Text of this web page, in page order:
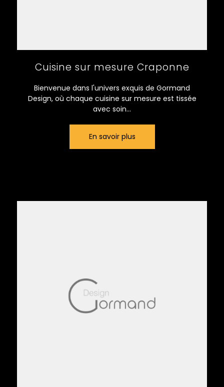
Cuisine sur mesure Craponne
Bienvenue dans l'univers exquis de Gormand
Design, où chaque cuisine sur mesure est tissée
avec soin...
En savoir plus